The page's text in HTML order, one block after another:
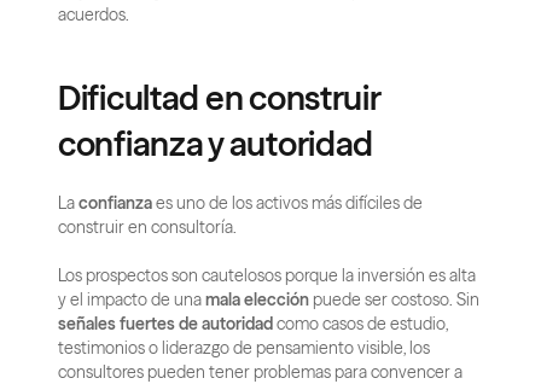
acuerdos.
Dificultad en construir
confianza y autoridad
La confianza es uno de los activos más difíciles de
construir en consultoría.
Los prospectos son cautelosos porque la inversión es alta
y el impacto de una mala elección
señales fuertes de autoridad como casos de estudio,
testimonios o liderazgo de pensamiento visible, los
consultores pueden tener problemas para convencer a